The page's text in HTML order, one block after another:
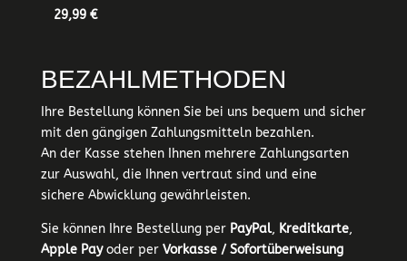
29,99 €
BEZAHLMETHODEN
Ihre Bestellung können Sie bei uns bequem und sicher
mit den gängigen Zahlungsmitteln bezahlen.
An der Kasse stehen Ihnen mehrere Zahlungsarten
zur Auswahl, die Ihnen vertraut sind und eine
sichere Abwicklung gewährleisten.
Sie können Ihre Bestellung per PayPal, Kreditkarte,
Apple Payoder per Vorkasse / Sofortüberweisung